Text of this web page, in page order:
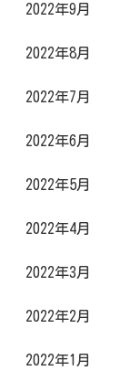
2022年9月
2022年8月
2022年7月
2022年6月
2022年5月
2022年4月
2022年3月
2022年2月
2022年1月